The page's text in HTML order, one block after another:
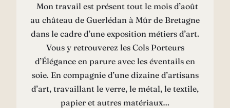
Mon travail est présent tout le mois d’août
au château de Guerlédan à Mûr de Bretagne
dans le cadre d’une exposition métiers d’art.
Vous y retrouverez les Cols Porteurs
d’Élégance en parure avec les éventails en
soie. En compagnie d’une dizaine d’artisans
d’art, travaillant le verre, le métal, le textile,
papier et autres matériaux…